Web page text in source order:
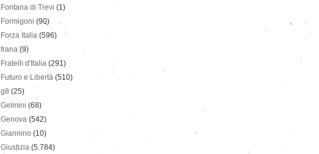
Fontana di Trevi (1)
Formigoni (90)
Forza Italia (596)
frana (9)
Fratelli d'Italia (291)
Futuro e Libertà (510)
g8 (25)
Gelmini (68)
Genova (542)
Giannino (10)
Giustizia (5.784)